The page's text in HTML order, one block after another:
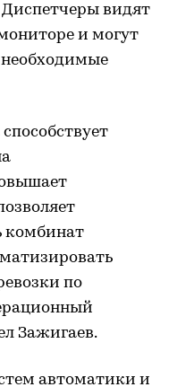
видят
и могут
необходимые
комбинат
по
Зажигаев.
автоматики и